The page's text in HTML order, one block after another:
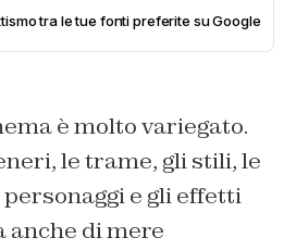
tra le tue fonti preferite su Google
è molto variegato.
le trame, gli stili, le
e gli effetti
anche di mere